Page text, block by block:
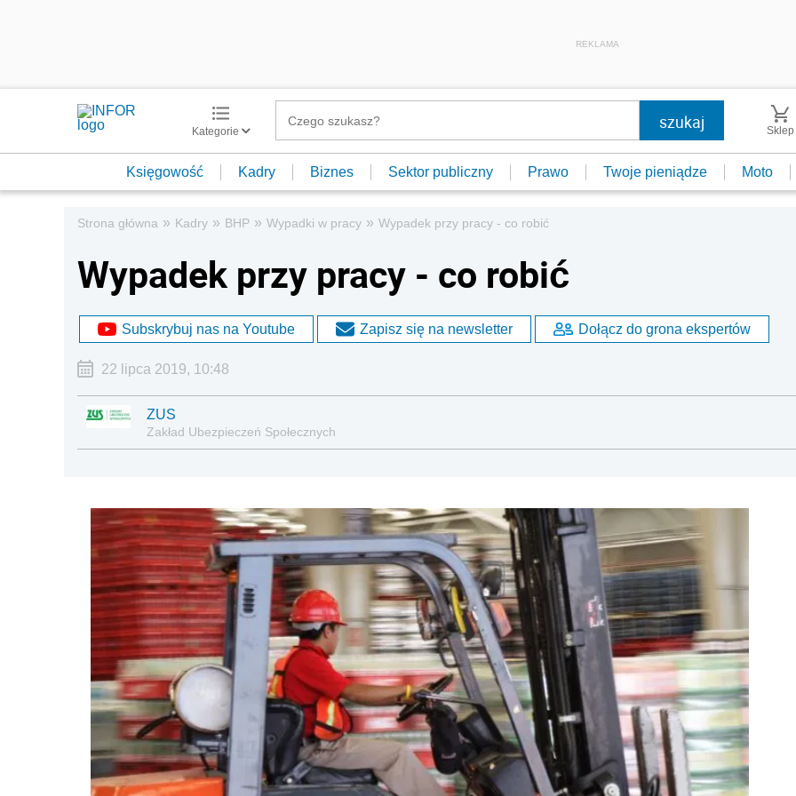
REKLAMA
Kategorie Sklep
Księgowość Kadry Biznes Sektor publiczny Prawo Twoje pieniądze Moto
Strona główna » Kadry » BHP » Wypadki w pracy » Wypadek przy pracy - co robić
Wypadek przy pracy - co robić
Subskrybuj nas na Youtube Zapisz się na newsletter Dołącz do grona ekspertów
22 lipca 2019, 10:48
ZUS
Zakład Ubezpieczeń Społecznych